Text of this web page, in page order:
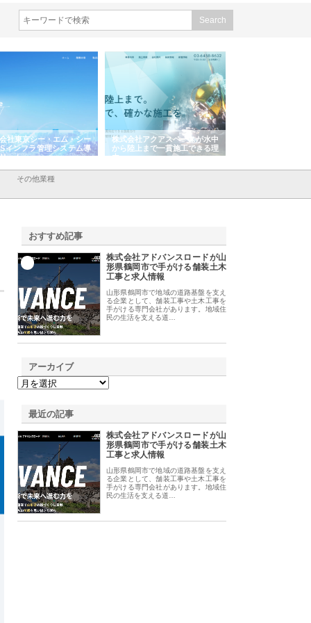
社アクアスペースが水中
上まで一貫施工できる理
株式会社地盤調査事務所が選ば
れ続ける理由と建設コンサルの
強み
その他業種
おすすめ記事
株式会社アドバンスロードが山
形県鶴岡市で手がける舗装土木
工事と求人情報
山形県鶴岡市で地域の道路基盤を支え
る企業として、舗装工事や土木工事を
手がける専門会社があります。地域住
民の生活を支える道…
アーカイブ
最近の記事
株式会社アドバンスロードが山
形県鶴岡市で手がける舗装土木
工事と求人情報
山形県鶴岡市で地域の道路基盤を支え
る企業として、舗装工事や土木工事を
手がける専門会社があります。地域住
民の生活を支える道…